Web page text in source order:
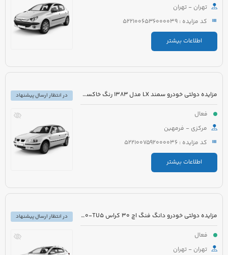
تهران - تهران
کد مزایده : 5221006536000039
اطلاعات بیشتر
مزایده دولتی خودرو سمند LX مدل 1383 رنگ خاکستری
فعال
مرکزی - فرمهین
کد مزایده : 5221007592000036
اطلاعات بیشتر
در انتظار ارسال پیشنهاد
مزایده دولتی خودرو دانگ فنگ اچ 30 کراس H30-TU5 مدل 1396 رنگ سفید
فعال
تهران - تهران
در انتظار ارسال پیشنهاد